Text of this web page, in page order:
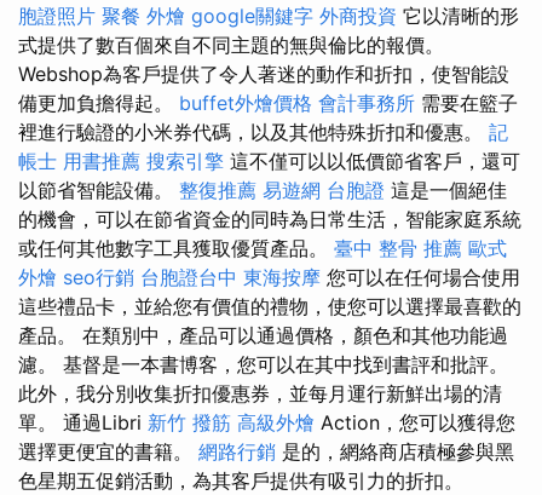
胞證照片 聚餐 外燴 google關鍵字 外商投資 它以清晰的形
式提供了數百個來自不同主題的無與倫比的報價。
Webshop為客戶提供了令人著迷的動作和折扣，使智能設
備更加負擔得起。 buffet外燴價格 會計事務所 需要在籃子
裡進行驗證的小米券代碼，以及其他特殊折扣和優惠。 記
帳士 用書推薦 搜索引擎 這不僅可以以低價節省客戶，還可
以節省智能設備。 整復推薦 易遊網 台胞證 這是一個絕佳
的機會，可以在節省資金的同時為日常生活，智能家庭系統
或任何其他數字工具獲取優質產品。 臺中 整骨 推薦 歐式
外燴 seo行銷 台胞證台中 東海按摩 您可以在任何場合使用
這些禮品卡，並給您有價值的禮物，使您可以選擇最喜歡的
產品。 在類別中，產品可以通過價格，顏色和其他功能過
濾。 基督是一本書博客，您可以在其中找到書評和批評。
此外，我分別收集折扣優惠券，並每月運行新鮮出場的清
單。 通過Libri 新竹 撥筋 高級外燴 Action，您可以獲得您
選擇更便宜的書籍。 網路行銷 是的，網絡商店積極參與黑
色星期五促銷活動，為其客戶提供有吸引力的折扣。